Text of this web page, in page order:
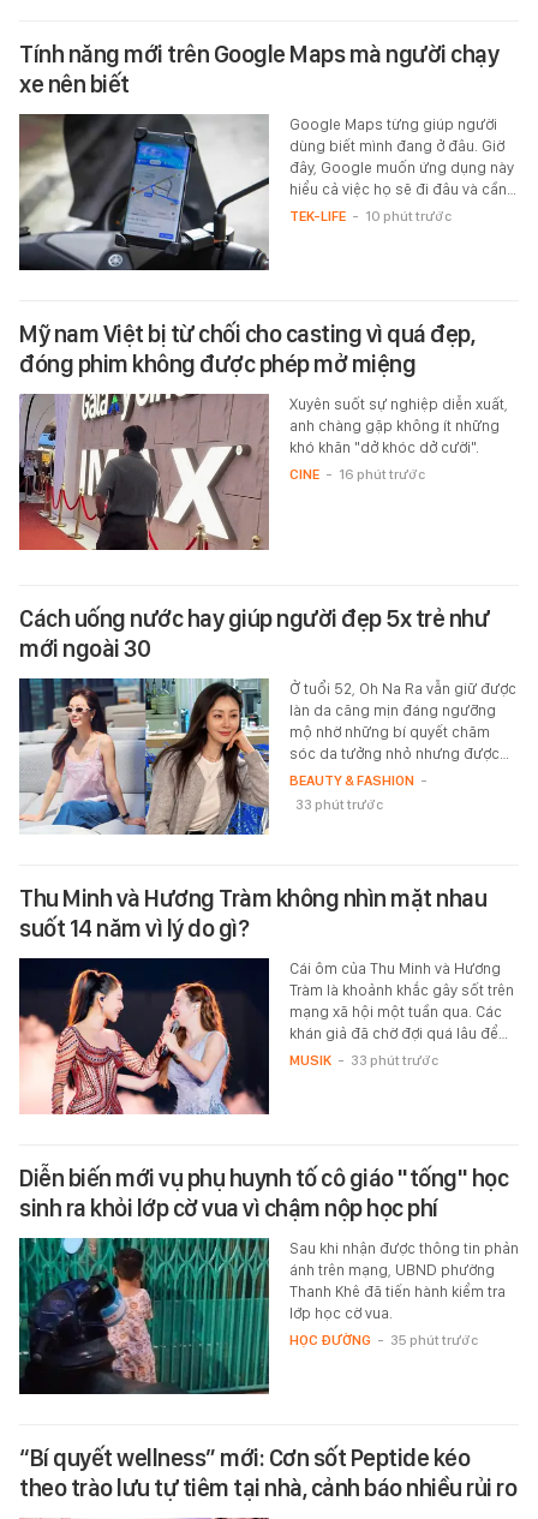
Tính năng mới trên Google Maps mà người chạy
xe nên biết
Google Maps từng giúp người
dùng biết mình đang ở đâu. Giờ
đây, Google muốn ứng dụng này
hiểu cả việc họ sẽ đi đâu và cần…
TEK-LIFE - 10 phút trước
Mỹ nam Việt bị từ chối cho casting vì quá đẹp,
đóng phim không được phép mở miệng
Xuyên suốt sự nghiệp diễn xuất,
anh chàng gặp không ít những
khó khăn "dở khóc dở cười".
CINE - 16 phút trước
Cách uống nước hay giúp người đẹp 5x trẻ như
mới ngoài 30
Ở tuổi 52, Oh Na Ra vẫn giữ được
làn da căng mịn đáng ngưỡng
mộ nhờ những bí quyết chăm
sóc da tưởng nhỏ nhưng được…
BEAUTY & FASHION -
33 phút trước
Thu Minh và Hương Tràm không nhìn mặt nhau
suốt 14 năm vì lý do gì?
Cái ôm của Thu Minh và Hương
Tràm là khoảnh khắc gây sốt trên
mạng xã hội một tuần qua. Các
khán giả đã chờ đợi quá lâu để…
MUSIK - 33 phút trước
Diễn biến mới vụ phụ huynh tố cô giáo "tống" học
sinh ra khỏi lớp cờ vua vì chậm nộp học phí
Sau khi nhận được thông tin phản
ánh trên mạng, UBND phường
Thanh Khê đã tiến hành kiểm tra
lớp học cờ vua.
HỌC ĐƯỜNG - 35 phút trước
“Bí quyết wellness” mới: Cơn sốt Peptide kéo
theo trào lưu tự tiêm tại nhà, cảnh báo nhiều rủi ro